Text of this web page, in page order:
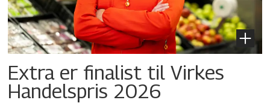
Extra er finalist til Virkes
Handelspris 2026